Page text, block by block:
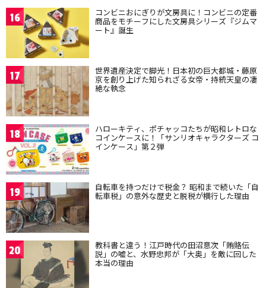
16 コンビニおにぎりが文房具に！コンビニの定番
商品をモチーフにした文房具シリーズ『ジムマ
ート』誕生
17 世界遺産決定で脚光！日本初の巨大都城・藤原
京を創り上げた知られざる女帝・持統天皇の凄
絶な執念
18 ハローキティ、ポチャッコたちが昭和レトロな
コインケースに！「サンリオキャラクターズ コ
インケース」第２弾
19 自転車を持つだけで税金？ 昭和まで続いた「自
転車税」の意外な歴史と脱税が横行した理由
20 教科書と違う！江戸時代の田沼意次「賄賂伝
説」の嘘と、水野忠邦が「大奥」を敵に回した
本当の理由